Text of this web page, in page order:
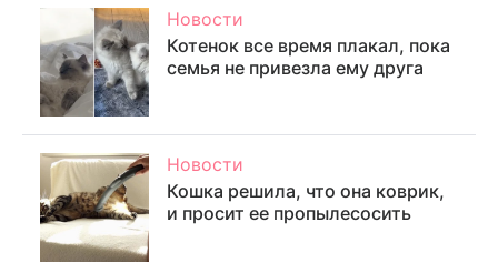
Новости
Котенок все время плакал, пока
семья не привезла ему друга
Новости
Кошка решила, что она коврик,
и просит ее пропылесосить